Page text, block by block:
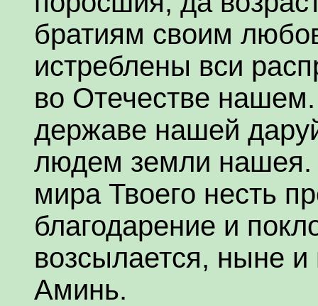
братиям своим
истреблены вси
во Отечестве
державе нашей
людем земли
мира Твоего несть
благодарение и
возсылается, ныне и
Аминь.